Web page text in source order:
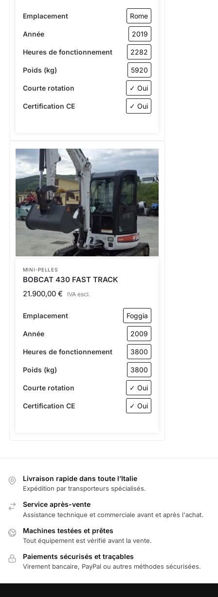
Emplacement Rome
Année 2019
Heures de fonctionnement 2282
Poids (kg) 5920
Courte rotation ✓ Oui
Certification CE ✓ Oui
MINI-PELLES
BOBCAT 430 FAST TRACK
21.900,00 € IVA escl.
Emplacement Foggia
Année 2009
Heures de fonctionnement 3800
Poids (kg) 3800
Courte rotation ✓ Oui
Certification CE ✓ Oui
Livraison rapide dans toute l’Italie
Expédition par transporteurs spécialisés.
Service après-vente
Assistance technique et commerciale avant et après l'achat.
Machines testées et prêtes
Tout équipement est vérifié avant la vente.
Paiements sécurisés et traçables
Virement bancaire, PayPal ou autres méthodes sécurisées.